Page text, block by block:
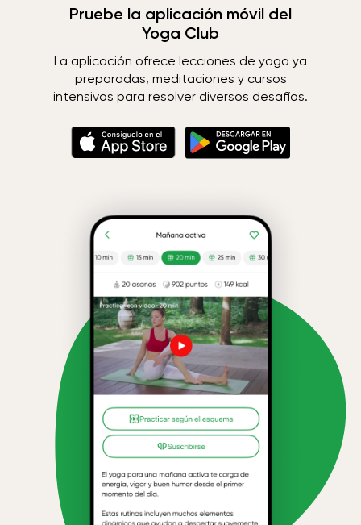
Pruebe la aplicación móvil del
Yoga Club
La aplicación ofrece lecciones de yoga ya
preparadas, meditaciones y cursos
intensivos para resolver diversos desafíos.